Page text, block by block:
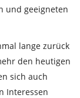
und geeigneten
lange zurück
den heutigen
sich auch
Interessen